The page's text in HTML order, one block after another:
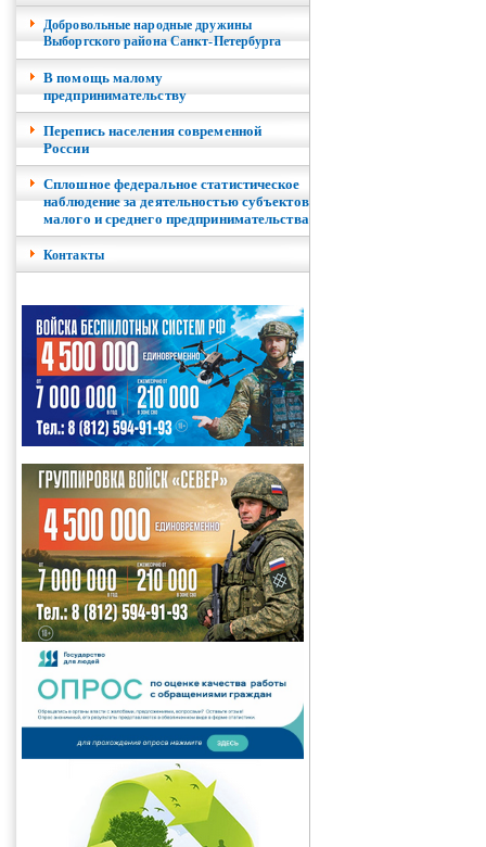
Добровольные народные дружины
Выборгского района Санкт-Петербурга
В помощь малому
предпринимательству
Перепись населения современной
России
Сплошное федеральное статистическое
наблюдение за деятельностью субъектов
малого и среднего предпринимательства
Контакты